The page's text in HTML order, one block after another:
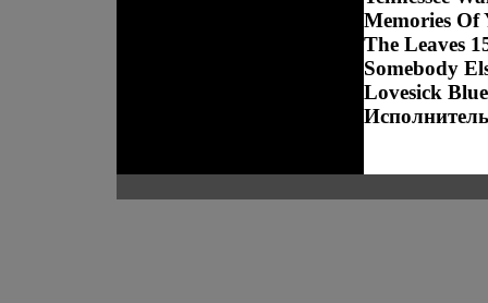
Memories
The Leaves
Somebody
Lovesick